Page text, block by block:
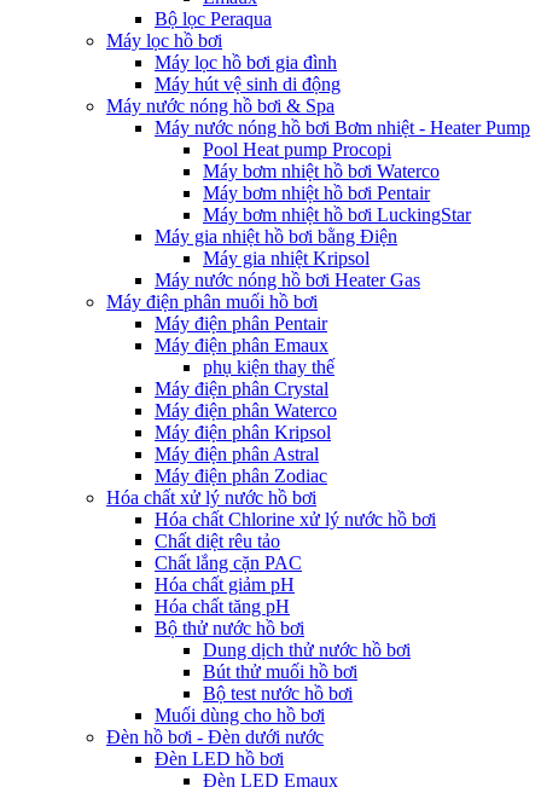
Bộ lọc Peraqua
Máy lọc hồ bơi
Máy lọc hồ bơi gia đình
Máy hút vệ sinh di động
Máy nước nóng hồ bơi & Spa
Máy nước nóng hồ bơi Bơm nhiệt - Heater Pump
Pool Heat pump Procopi
Máy bơm nhiệt hồ bơi Waterco
Máy bơm nhiệt hồ bơi Pentair
Máy bơm nhiệt hồ bơi LuckingStar
Máy gia nhiệt hồ bơi bằng Điện
Máy gia nhiệt Kripsol
Máy nước nóng hồ bơi Heater Gas
Máy điện phân muối hồ bơi
Máy điện phân Pentair
Máy điện phân Emaux
phụ kiện thay thế
Máy điện phân Crystal
Máy điện phân Waterco
Máy điện phân Kripsol
Máy điện phân Astral
Máy điện phân Zodiac
Hóa chất xử lý nước hồ bơi
Hóa chất Chlorine xử lý nước hồ bơi
Chất diệt rêu tảo
Chất lắng cặn PAC
Hóa chất giảm pH
Hóa chất tăng pH
Bộ thử nước hồ bơi
Dung dịch thử nước hồ bơi
Bút thử muối hồ bơi
Bộ test nước hồ bơi
Muối dùng cho hồ bơi
Đèn hồ bơi - Đèn dưới nước
Đèn LED hồ bơi
Đèn LED Emaux